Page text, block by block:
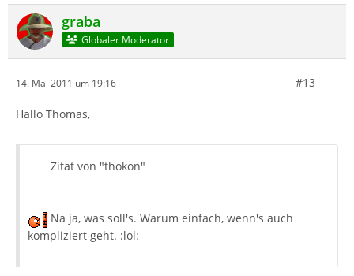
graba
Globaler Moderator
14. Mai 2011 um 19:16 #13
Hallo Thomas,
Zitat von "thokon"
Na ja, was soll's. Warum einfach, wenn's auch
kompliziert geht. :lol: